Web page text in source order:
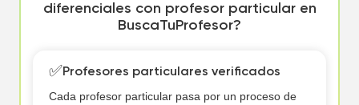
diferenciales con profesor particular en
BuscaTuProfesor?
✅Profesores particulares verificados
Cada profesor particular pasa por un proceso de